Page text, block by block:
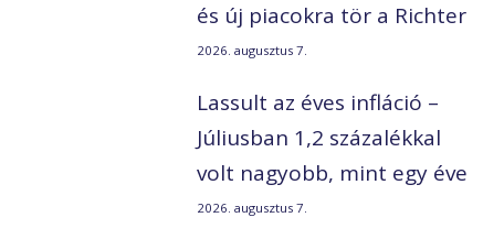
és új piacokra tör a Richter
2026. augusztus 7.
Lassult az éves infláció –
Júliusban 1,2 százalékkal
volt nagyobb, mint egy éve
2026. augusztus 7.